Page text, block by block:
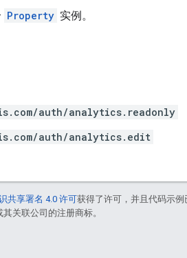
Property 实例。
auth/analytics.readonly
auth/analytics.edit
共享署名 4.0 许可获得了许可，并且代码示例
关联公司的注册商标。